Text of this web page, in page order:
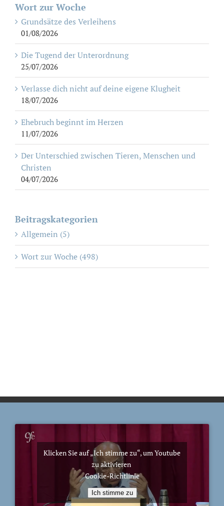
Wort zur Woche
Grundsätze des Verleihens
01/08/2026
Die Tugend der Unterordnung
25/07/2026
Verlasse dich nicht auf deine eigene Klugheit
18/07/2026
Ehebruch beginnt im Herzen
11/07/2026
Der Unterschied zwischen Tieren, Menschen und
Christen
04/07/2026
Beitragskategorien
Allgemein (5)
Wort zur Woche (498)
Klicken Sie auf „Ich stimme zu“, um Youtube
zu aktivieren
Cookie-Richtlinie
Ich stimme zu